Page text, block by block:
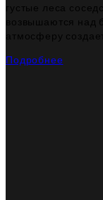
густые леса
возвышаются над
атмосферу
Подробнее